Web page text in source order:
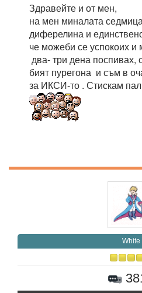
Здравейте и от мен,
на мен миналата
диферелина и
че можеби се успокоих и
два- три дена поспивах,
бият пурегона и съм в
за ИКСИ-то . Стискам
White